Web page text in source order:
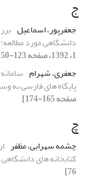
ج
جعفرپور، اسماعیل
دانشگاهی مورد مطالعه:
1، 1392، صفحه 123-150]
جعفری، شهرام
پایگاه های فارسی به
صفحه 165-174]
چ
چشمه سهرابی، مظفر
کتابخانه های دانشگاهی
76]